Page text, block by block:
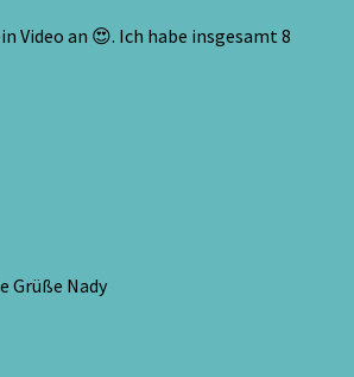
Video an 😍. Ich habe insgesamt 8
Grüße Nady